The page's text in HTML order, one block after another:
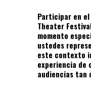
Participar en
Theater
momento
ustedes
este contexto
experiencia de
audiencias tan